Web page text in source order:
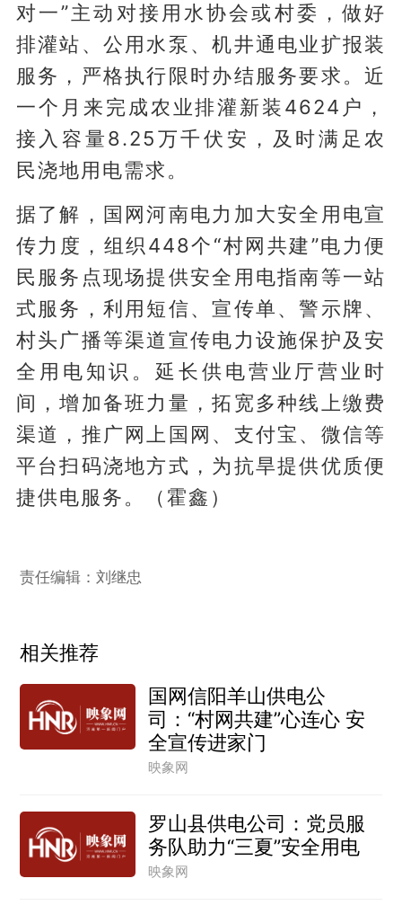
对一”主动对接用水协会或村委，做好
排灌站、公用水泵、机井通电业扩报装
服务，严格执行限时办结服务要求。近
一个月来完成农业排灌新装4624户，
接入容量8.25万千伏安，及时满足农
民浇地用电需求。
据了解，国网河南电力加大安全用电宣
传力度，组织448个“村网共建”电力便
民服务点现场提供安全用电指南等一站
式服务，利用短信、宣传单、警示牌、
村头广播等渠道宣传电力设施保护及安
全用电知识。延长供电营业厅营业时
间，增加备班力量，拓宽多种线上缴费
渠道，推广网上国网、支付宝、微信等
平台扫码浇地方式，为抗旱提供优质便
捷供电服务。（霍鑫）
责任编辑：刘继忠
相关推荐
国网信阳羊山供电公
司：“村网共建”心连心 安
全宣传进家门
映象网
罗山县供电公司：党员服
务队助力“三夏”安全用电
映象网